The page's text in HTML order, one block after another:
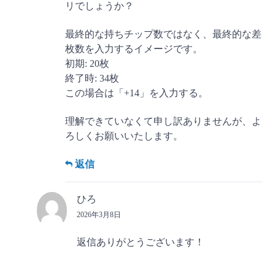
リでしょうか？
最終的な持ちチップ数ではなく、最終的な差
枚数を入力するイメージです。
初期: 20枚
終了時: 34枚
この場合は「+14」を入力する。
理解できていなくて申し訳ありませんが、よ
ろしくお願いいたします。
返信
ひろ
2026年3月8日
返信ありがとうございます！